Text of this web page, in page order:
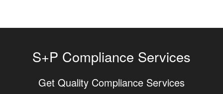
S+P Compliance Services
Get Quality Compliance Services